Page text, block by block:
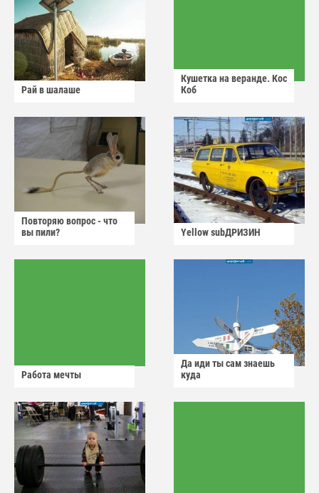
Рай в шалаше
Кушетка на веранде. Кос
Коб
Повторяю вопрос - что
вы пили?
Yellow subДРИЗИН
Работа мечты
Да иди ты сам знаешь
куда